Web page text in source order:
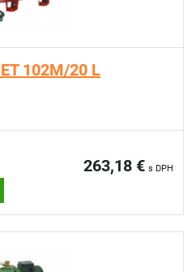
102M/20 L
263,18 € s DPH